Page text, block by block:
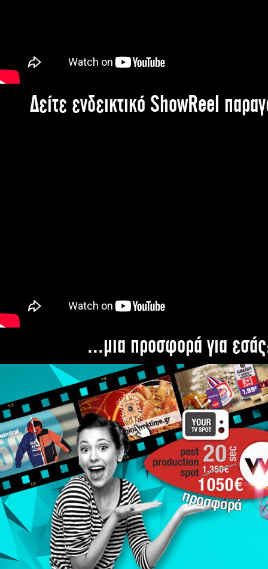
Δείτε ενδεικτικό ShowReel
...μια προσφορά για